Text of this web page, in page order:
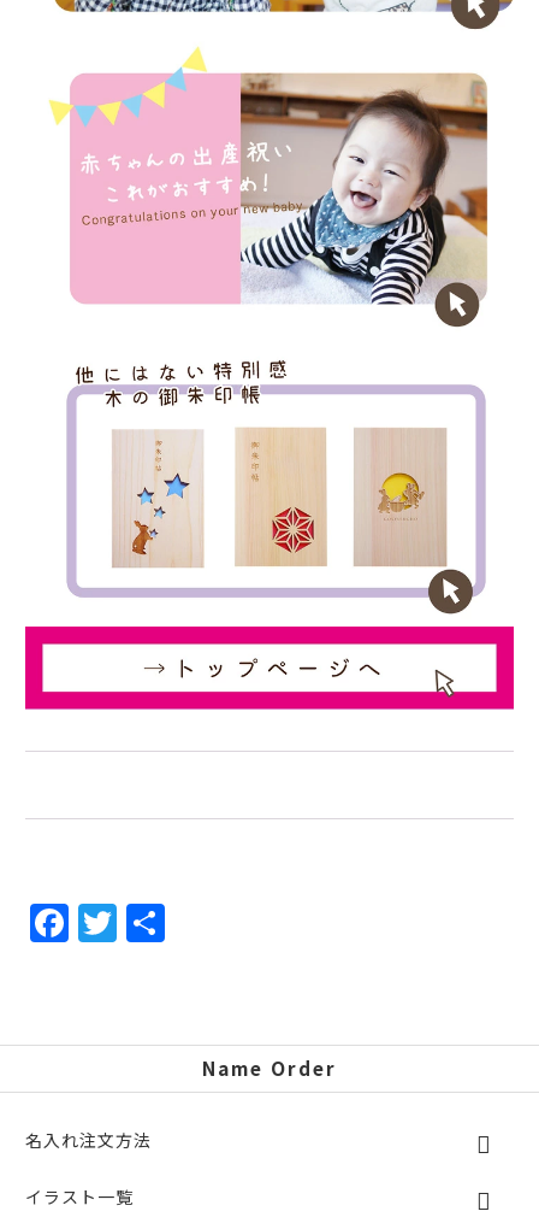
F
e
b
o
k
T
er
Name Order
名入れ注文方法
イラスト一覧